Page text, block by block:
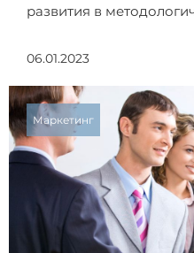
развития в
06.01.2023
Маркетинг